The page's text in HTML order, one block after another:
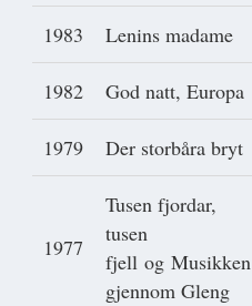
1983 Lenins madame
1982 God natt, Europa
1979 Der storbåra bryt
1977
Tusen fjordar,
tusen
fjell og Musikken
gjennom Gleng